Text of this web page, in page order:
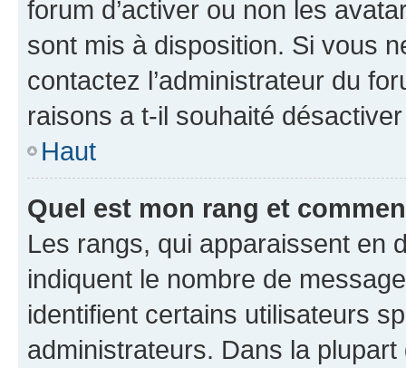
forum d’activer ou non les
sont mis à disposition. Si vous
contactez l’administrateur du
raisons a t-il souhaité
Haut
Quel est mon rang et
Les rangs, qui apparaissent en
indiquent le nombre de
identifient certains utilisateurs
administrateurs. Dans la